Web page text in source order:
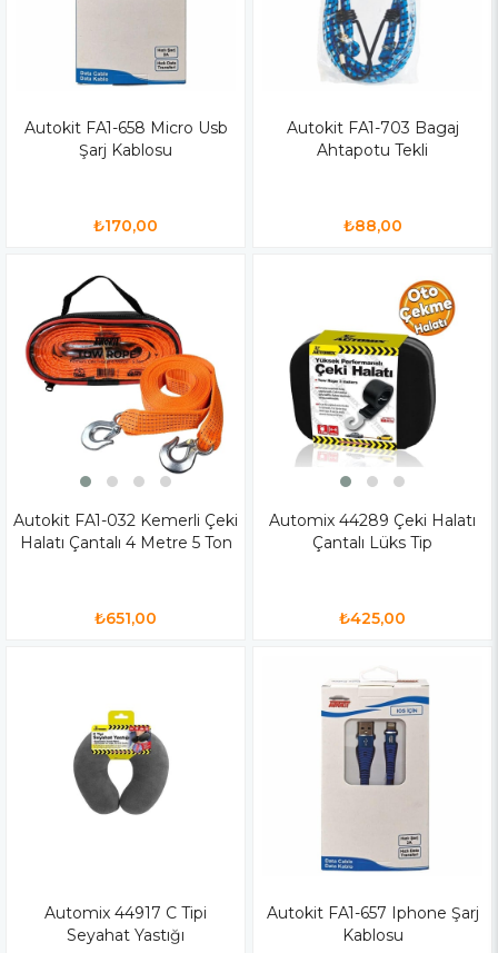
Autokit FA1-658 Micro Usb
Şarj Kablosu
₺170,00
Autokit FA1-703 Bagaj
Ahtapotu Tekli
₺88,00
Autokit FA1-032 Kemerli Çeki
Halatı Çantalı 4 Metre 5 Ton
₺651,00
Automix 44289 Çeki Halatı
Çantalı Lüks Tip
₺425,00
Automix 44917 C Tipi
Seyahat Yastığı
Autokit FA1-657 Iphone Şarj
Kablosu